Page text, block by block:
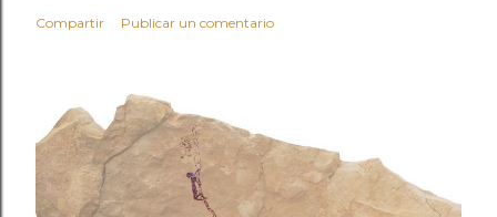
Compartir Publicar un comentario